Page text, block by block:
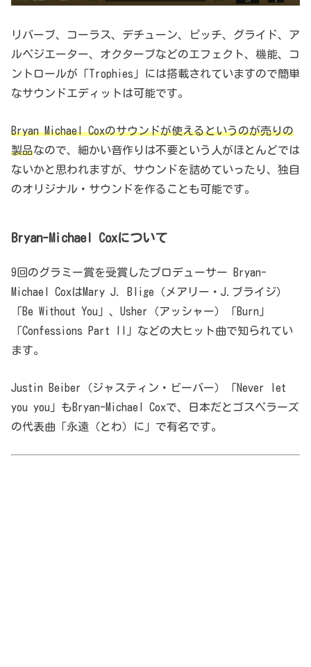
リバーブ、コーラス、デチューン、ピッチ、グライド、ア
ルペジエーター、オクターブなどのエフェクト、機能、コ
ントロールが「Trophies」には搭載されていますので簡単
なサウンドエディットは可能です。
Bryan Michael Coxのサウンドが使えるというのが売りの
製品なので、細かい音作りは不要という人がほとんどでは
ないかと思われますが、サウンドを詰めていったり、独自
のオリジナル・サウンドを作ることも可能です。
Bryan-Michael Coxについて
9回のグラミー賞を受賞したプロデューサー Bryan-
Michael CoxはMary J. Blige（メアリー・J.ブライジ）
「Be Without You」、Usher（アッシャー）「Burn」
「Confessions Part II」などの大ヒット曲で知られてい
ます。
Justin Beiber（ジャスティン・ビーバー）「Never let
you you」もBryan-Michael Coxで、日本だとゴスペラーズ
の代表曲「永遠（とわ）に」で有名です。